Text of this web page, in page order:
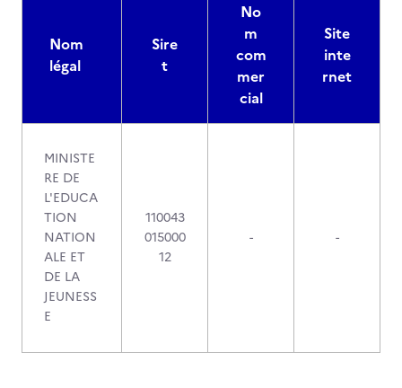
Nom
légal
Sire
t
No
m
com
mer
cial
Site
inte
rnet
MINISTE
RE DE
L'EDUCA
TION
NATION
ALE ET
DE LA
JEUNESS
E
110043
015000
12
- -